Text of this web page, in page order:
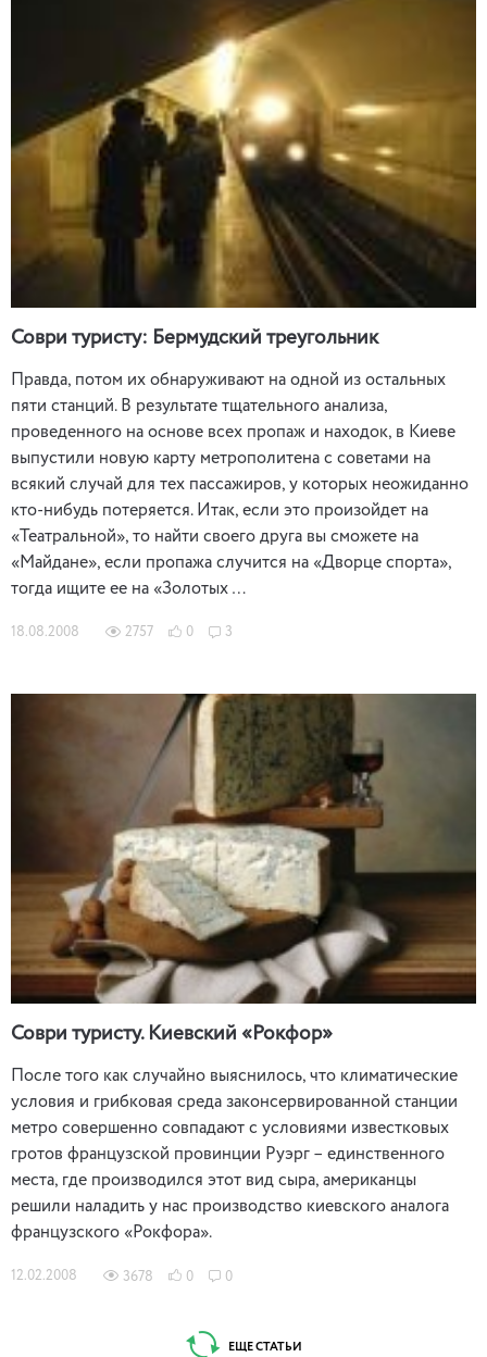
Соври туристу: Бермудский треугольник
Правда, потом их обнаруживают на одной из остальных
пяти станций. В результате тщательного анализа,
проведенного на основе всех пропаж и находок, в Киеве
выпустили новую карту метрополитена с советами на
всякий случай для тех пассажиров, у которых неожиданно
кто-нибудь потеряется. Итак, если это произойдет на
«Театральной», то найти своего друга вы сможете на
«Майдане», если пропажа случится на «Дворце спорта»,
тогда ищите ее на «Золотых …
18.08.2008 2757 0 3
Соври туристу. Киевский «Рокфор»
После того как случайно выяснилось, что климатические
условия и грибковая среда законсервированной станции
метро совершенно совпадают с условиями известковых
гротов французской провинции Руэрг – единственного
места, где производился этот вид сыра, американцы
решили наладить у нас производство киевского аналога
французского «Рокфора».
12.02.2008 3678 0 0
ЕЩЕ СТАТЬИ